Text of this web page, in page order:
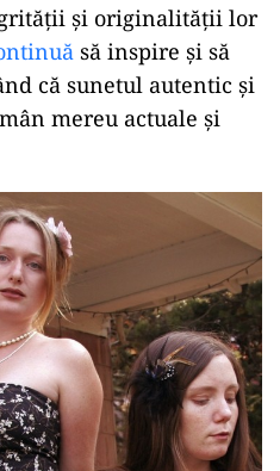
și originalității lor
să inspire și să
că sunetul autentic și
mereu actuale și